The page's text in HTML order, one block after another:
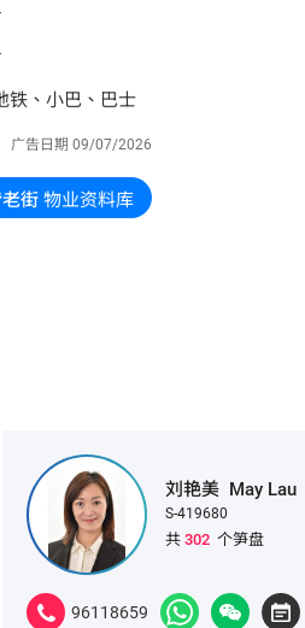
铁、小巴、巴士
广告日期 09/07/2026
街 物业资料库
刘艳美 May Lau
S-419680
共 302 个笋盘
96118659